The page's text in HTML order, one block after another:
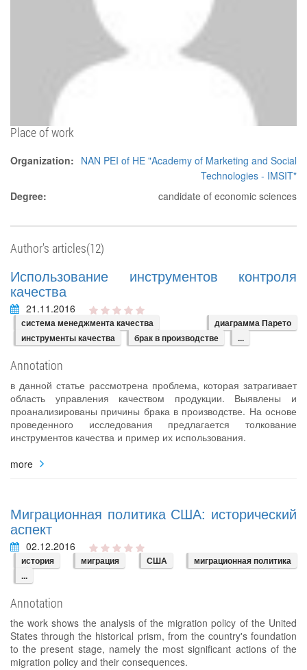
Place of work
Organization: NAN PEI of HE "Academy of Marketing and Social
Technologies - IMSIT"
Degree:
candidate of economic sciences
Author's articles(12)
Использование инструментов контроля
качества
21.11.2016
система менеджмента качества
диаграмма Парето
инструменты качества
брак в производстве ...
Annotation
в данной статье рассмотрена проблема, которая затрагивает
область управления качеством продукции. Выявлены и
проанализированы причины брака в производстве. На основе
проведенного исследования предлагается толкование
инструментов качества и пример их использования.
more
Миграционная политика США: исторический
аспект
02.12.2016
история миграция США
миграционная политика
...
Annotation
the work shows the analysis of the migration policy of the United
States through the historical prism, from the country's foundation
to the present stage, namely the most significant actions of the
migration policy and their consequences.